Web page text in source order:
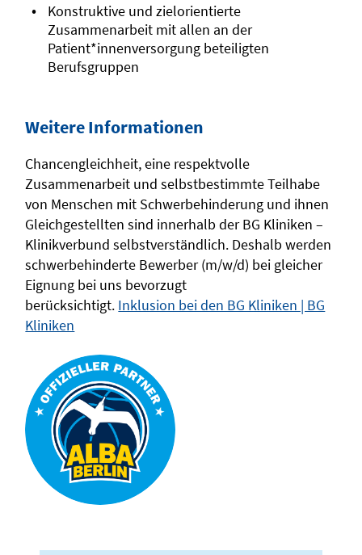
Konstruktive und zielorientierte
Zusammenarbeit mit allen an der
Patient*innenversorgung beteiligten
Berufsgruppen
Weitere Informationen
Chancengleichheit, eine respektvolle
Zusammenarbeit und selbstbestimmte Teilhabe
von Menschen mit Schwerbehinderung und ihnen
Gleichgestellten sind innerhalb der BG Kliniken –
Klinikverbund selbstverständlich. Deshalb werden
schwerbehinderte Bewerber (m/w/d) bei gleicher
Eignung bei uns bevorzugt
berücksichtigt. Inklusion bei den BG Kliniken | BG
Kliniken